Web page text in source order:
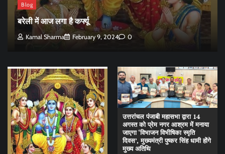
Blog
बरेली में आज लगा है कर्फ्यू
Kamal Sharma February 9, 2024 0
उत्तरांचल पंजाबी महासभा द्वारा 14
अगस्त को प्रेम नगर आश्रम में मनाया
जाएगा ‘विभाजन विभीषिका स्मृति
दिवस’, मुख्यमंत्री पुष्कर सिंह धामी होंगे
मुख्य अतिथि